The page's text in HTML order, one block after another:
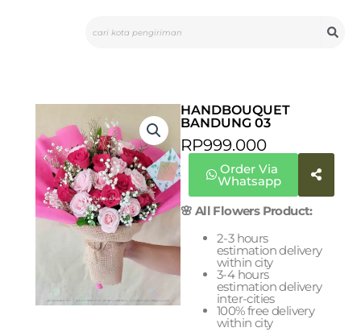
HANDBOUQUET
BANDUNG 03
RP999.000
Order Via
Whatsapp
🌸 All Flowers Product:
2-3 hours
estimation delivery
within city
3-4 hours
estimation delivery
inter-cities
100% free delivery
within city